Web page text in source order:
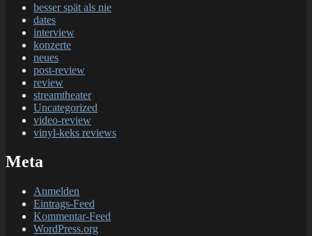
besser spät als nie
dates
interview
konzerte
neues
post-review
review
streamtheater
Uncategorized
video-review
vinyl-keks reviews
Meta
Anmelden
Eintrags-Feed
Kommentar-Feed
WordPress.org